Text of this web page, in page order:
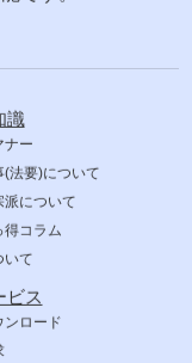
識
ナー
(法要)について
派について
得コラム
いて
ビス
ンロード